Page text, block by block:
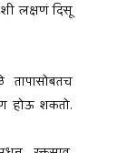
लक्षणं दिसू
तापासोबतच
होऊ शकतो.